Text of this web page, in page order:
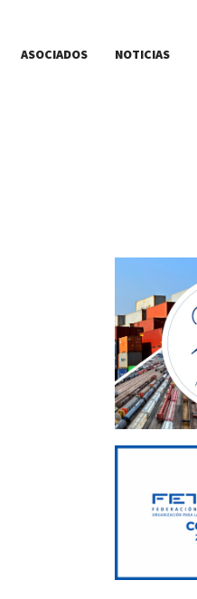
ASOCIADOS NOTICIAS